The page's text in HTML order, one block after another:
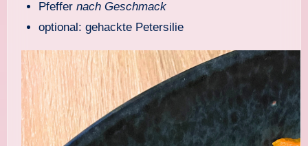
Pfeffernach Geschmack
optional: gehackte Petersilie